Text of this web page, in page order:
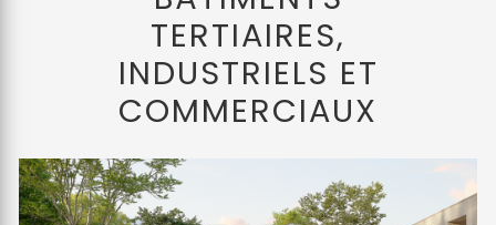
TERTIAIRES,
INDUSTRIELS ET
COMMERCIAUX